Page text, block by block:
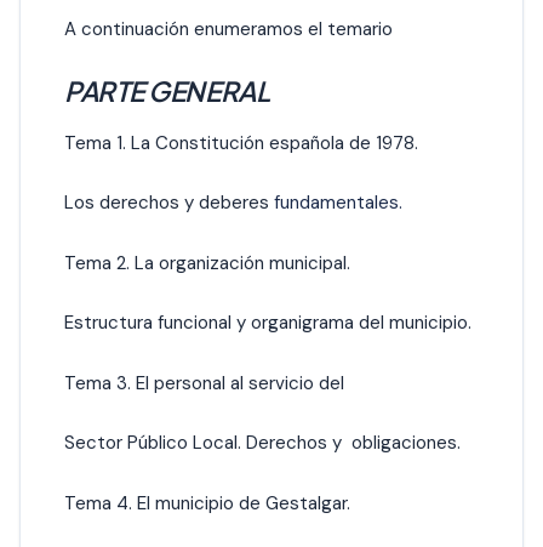
A continuación enumeramos el temario
PARTE GENERAL
Tema 1. La Constitución española de 1978.
Los derechos y deberes fundamentales.
Tema 2. La organización municipal.
Estructura funcional y organigrama del municipio.
Tema 3. El personal al servicio del
Sector Público Local. Derechos y obligaciones.
Tema 4. El municipio de Gestalgar.